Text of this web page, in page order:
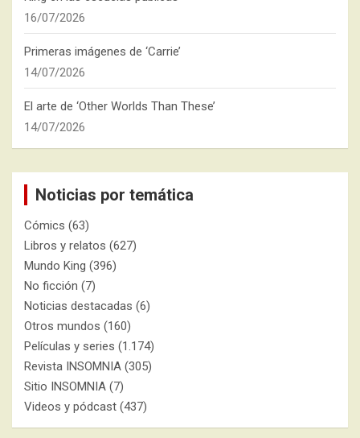
16/07/2026
Primeras imágenes de ‘Carrie’
14/07/2026
El arte de ‘Other Worlds Than These’
14/07/2026
Noticias por temática
Cómics (63)
Libros y relatos (627)
Mundo King (396)
No ficción (7)
Noticias destacadas (6)
Otros mundos (160)
Películas y series (1.174)
Revista INSOMNIA (305)
Sitio INSOMNIA (7)
Videos y pódcast (437)